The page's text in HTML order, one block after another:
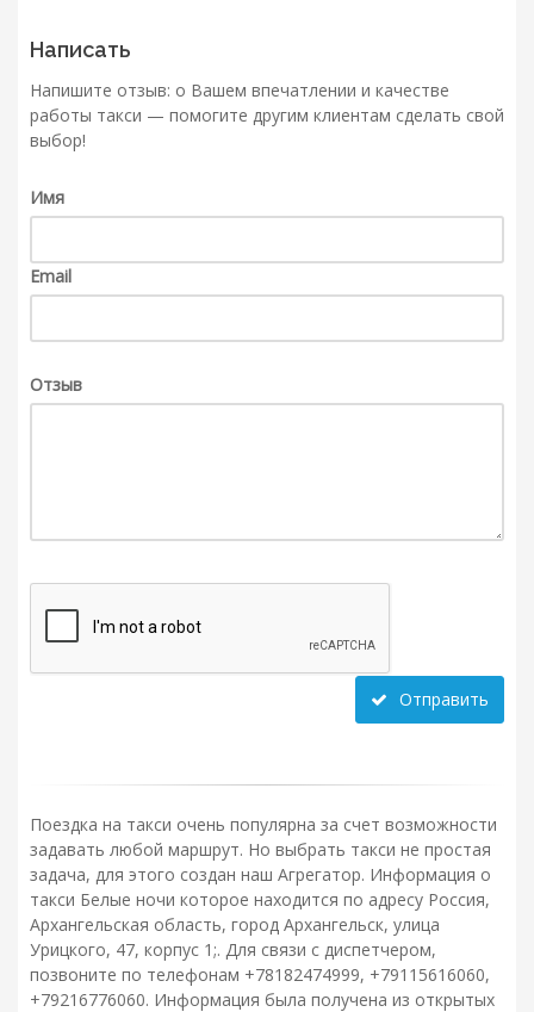
Написать
Напишите отзыв: о Вашем впечатлении и качестве
работы такси — помогите другим клиентам сделать свой
выбор!
Имя
Email
Отзыв
Отправить
Поездка на такси очень популярна за счет возможности
задавать любой маршрут. Но выбрать такси не простая
задача, для этого создан наш Агрегатор. Информация о
такси Белые ночи которое находится по адресу Россия,
Архангельская область, город Архангельск, улица
Урицкого, 47, корпус 1;. Для связи с диспетчером,
позвоните по телефонам +78182474999, +79115616060,
+79216776060. Информация была получена из открытых